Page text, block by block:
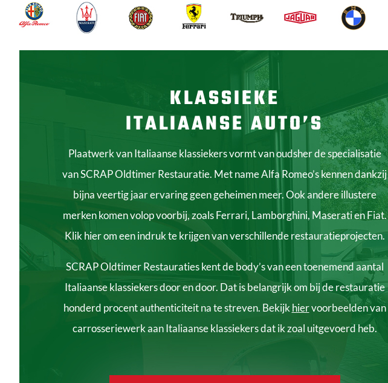
KLASSIEKE
ITALIAANSE AUTO’S
Plaatwerk van Italiaanse klassiekers vormt van oudsher de specialisatie
van SCRAP Oldtimer Restauratie. Met name Alfa Romeo’s kennen dankzij
bijna veertig jaar ervaring geen geheimen meer. Ook andere illustere
merken komen volop voorbij, zoals Ferrari, Lamborghini, Maserati en Fiat.
Klik hier om een indruk te krijgen van verschillende restauratieprojecten.
SCRAP Oldtimer Restauraties kent de body’s van een toenemend aantal
Italiaanse klassiekers door en door. Dat is belangrijk om bij de restauratie
honderd procent authenticiteit na te streven. Bekijkhiervoorbeelden van
carrosseriewerk aan Italiaanse klassiekers dat ik zoal uitgevoerd heb.